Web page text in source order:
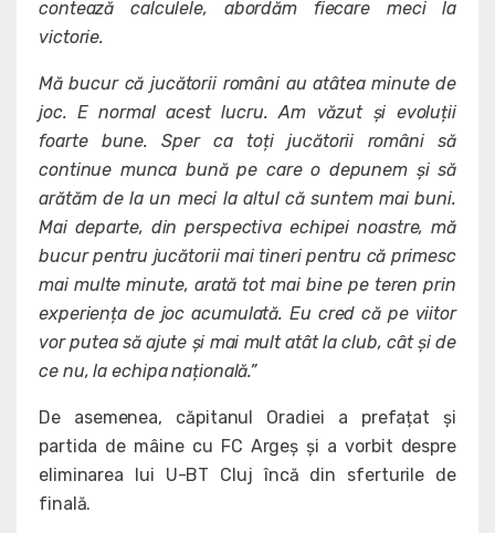
contează calculele, abordăm fiecare meci la
victorie.
Mă bucur că jucătorii români au atâtea minute de
joc. E normal acest lucru. Am văzut și evoluții
foarte bune. Sper ca toți jucătorii români să
continue munca bună pe care o depunem și să
arătăm de la un meci la altul că suntem mai buni.
Mai departe, din perspectiva echipei noastre, mă
bucur pentru jucătorii mai tineri pentru că primesc
mai multe minute, arată tot mai bine pe teren prin
experiența de joc acumulată. Eu cred că pe viitor
vor putea să ajute și mai mult atât la club, cât și de
ce nu, la echipa națională.”
De asemenea, căpitanul Oradiei a prefațat și
partida de mâine cu FC Argeș și a vorbit despre
eliminarea lui U-BT Cluj încă din sferturile de
finală.